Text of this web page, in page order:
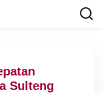
Sulteng